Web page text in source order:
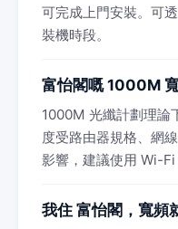
可完成上門安裝。可
裝機時段。
富怡閣嘅 1000M
1000M 光纖計劃理論
度受路由器規格、網
影響，建議使用 Wi-Fi
我住 富怡閣，寬頻